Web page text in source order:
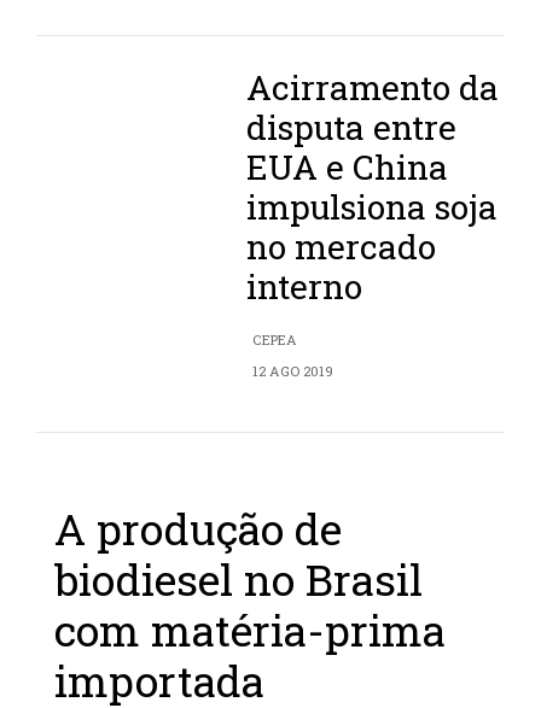
Acirramento da
disputa entre
EUA e China
impulsiona soja
no mercado
interno
CEPEA
12 AGO 2019
A produção de
biodiesel no Brasil
com matéria-prima
importada